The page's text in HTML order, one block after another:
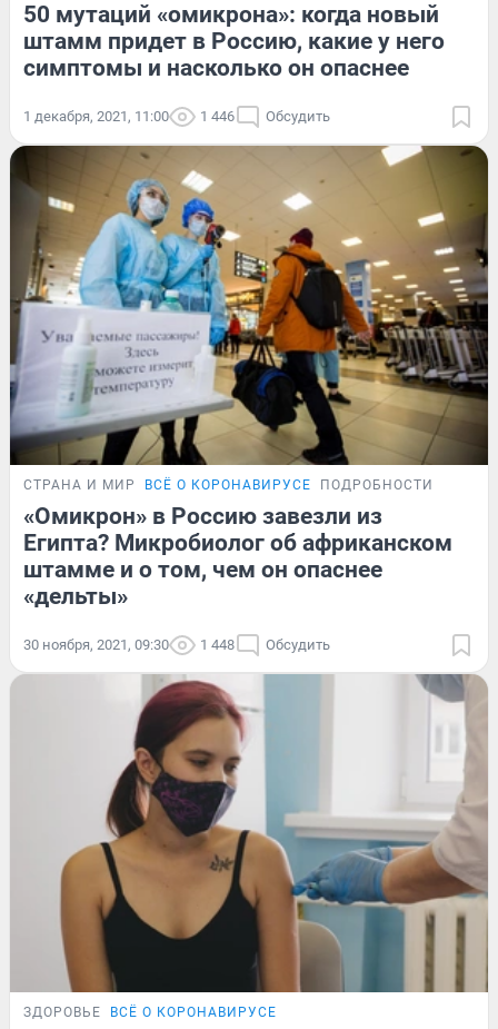
50 мутаций «омикрона»: когда новый
штамм придет в Россию, какие у него
симптомы и насколько он опаснее
1 декабря, 2021, 11:00 1 446 Обсудить
СТРАНА И МИР ВСЁ О КОРОНАВИРУСЕ ПОДРОБНОСТИ
«Омикрон» в Россию завезли из
Египта? Микробиолог об африканском
штамме и о том, чем он опаснее
«дельты»
30 ноября, 2021, 09:30 1 448 Обсудить
ЗДОРОВЬЕ ВСЁ О КОРОНАВИРУСЕ